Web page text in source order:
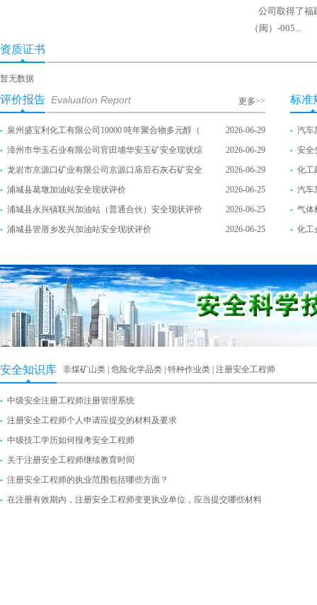
公司取得了福
（闽）-005...
资质证书
暂无数据
评价报告 EvaluationReport 更多>>
2026-06-29
泉州盛宝利化工有限公司10000吨年聚合物多元醇（
2026-06-29
漳州市华玉石业有限公司官田埔华安玉矿安全现状综
2026-06-29
龙岩市京源口矿业有限公司京源口庙后石灰石矿安全
2026-06-25
浦城县葛墩加油站安全现状评价
2026-06-25
浦城县永兴镇联兴加油站（普通合伙）安全现状评价
2026-06-25
浦城县管厝乡发兴加油站安全现状评价
标准
汽车
安全
化工
汽车
气体
化工
安全知识库 非煤矿山类 危险化学品类 特种作业类 注册安全工程师
中级安全注册工程师注册管理系统
注册安全工程师个人申请应提交的材料及要求
中级技工学历如何报考安全工程师
关于注册安全工程师继续教育时间
注册安全工程师的执业范围包括哪些方面？
在注册有效期内，注册安全工程师变更执业单位，应当提交哪些材料